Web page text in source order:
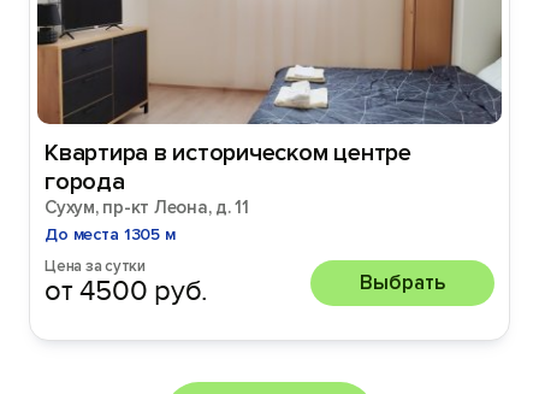
Квартира в историческом центре
города
Сухум, пр-кт Леона, д. 11
До места 1305 м
Цена за сутки
от 4500 руб. Выбрать